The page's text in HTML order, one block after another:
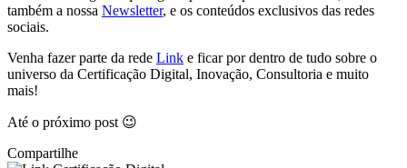
também a nossa Newsletter, e os conteúdos exclusivos das redes
sociais.
Venha fazer parte da rede Link e ficar por dentro de tudo sobre o
universo da Certificação Digital, Inovação, Consultoria e muito
mais!
Até o próximo post 😉
Compartilhe